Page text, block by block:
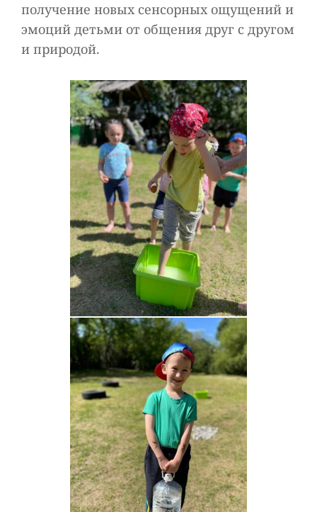
получение новых сенсорных ощущений и
эмоций детьми от общения друг с другом
и природой.